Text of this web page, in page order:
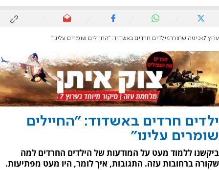
ערוץ 7 כיפה שחורה ילדים חרדים באשדוד: "החיילים שומרים עלינו"
ילדים חרדים באשדוד: "החיילים
שומרים עלינו"
ביקשנו ללמוד מעט על המודעות של הילדים החרדים למה
שקורה ברחובות עזה. התגובות, איך לומר, היו מעט מפתיעות.